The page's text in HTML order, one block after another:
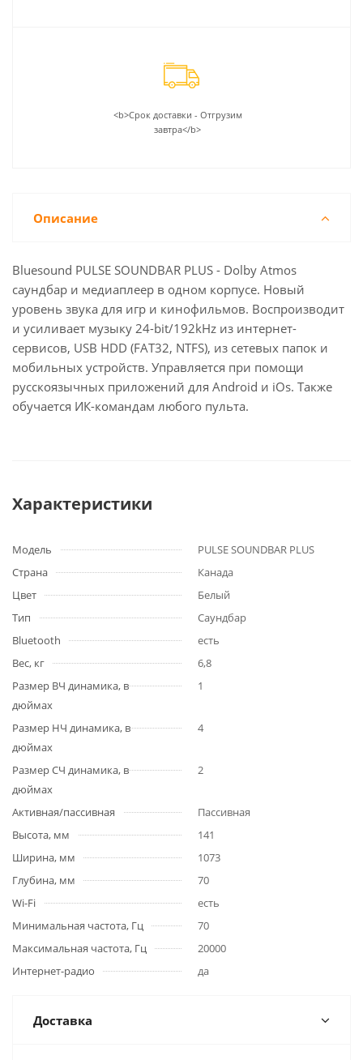
<b>Срок доставки - Отгрузим
завтра</b>
Описание
Bluesound PULSE SOUNDBAR PLUS - Dolby Atmos
саундбар и медиаплеер в одном корпусе. Новый
уровень звука для игр и кинофильмов. Воспроизводит
и усиливает музыку 24-bit/192kHz из интернет-
сервисов, USB HDD (FAT32, NTFS), из сетевых папок и
мобильных устройств. Управляется при помощи
русскоязычных приложений для Android и iOs. Также
обучается ИК-командам любого пульта.
Характеристики
Модель
PULSE SOUNDBAR PLUS
Страна
Канада
Цвет
Белый
Тип
Саундбар
Bluetooth
есть
Вес, кг
6,8
Размер ВЧ динамика, в
дюймах
1
Размер НЧ динамика, в
дюймах
4
Размер СЧ динамика, в
дюймах
2
Активная/пассивная
Пассивная
Высота, мм
141
Ширина, мм
1073
Глубина, мм
70
Wi-Fi
есть
Минимальная частота, Гц
70
Максимальная частота, Гц
20000
Интернет-радио
да
Доставка